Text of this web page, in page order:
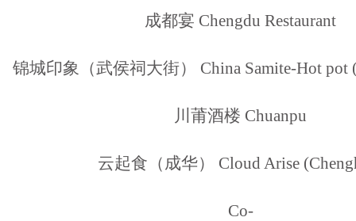
成都宴 Chengdu Restaurant
锦城印象（武侯祠大街） China Samite-Hot pot
川莆酒楼 Chuanpu
云起食（成华） Cloud Arise
Co-